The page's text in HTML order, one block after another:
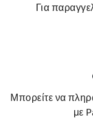
για
μπορείτε να πληρώσετε με πιστωτική/χρεωστική κάρτα,
με